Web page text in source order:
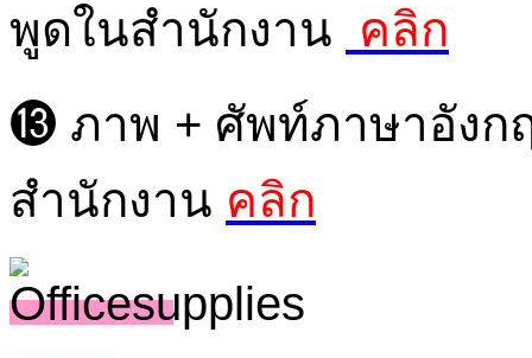
พูดในสำนักงาน คลิก
⓭ ภาพ + ศัพท์ภาษาอังก
สำนักงาน คลิก